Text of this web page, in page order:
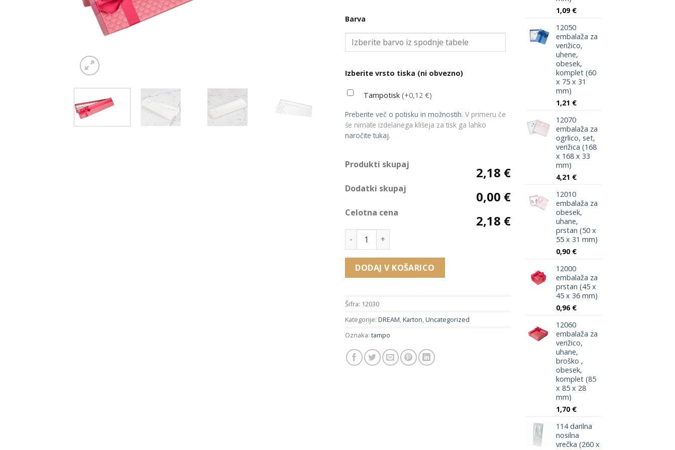
Barva
Izberite vrsto tiska (ni obvezno)
Tampotisk (+0,12 €)
Preberite več o potisku in možnostih. V primeru če
še nimate izdelanega klišeja za tisk ga lahko
naročite tukaj.
Produkti skupaj 2,18 €
Dodatki skupaj 0,00 €
Celotna cena 2,18 €
12030 embalaža za zapestnico (221 x 52 x 31 mm) količina
DODAJ V KOŠARICO
Šifra: 12030
Kategorije: DREAM,Karton,Uncategorized
Oznaka: tampo
1,09 €
12050
embalaža za
verižico,
uhene,
obesek,
komplet (60
x 75 x 31
mm)
1,21 €
12070
embalaža za
ogrlico, set,
verižica (168
x 168 x 33
mm)
4,21 €
12010
embalaža za
obesek,
uhane,
prstan (50 x
55 x 31 mm)
0,90 €
12000
embalaža za
prstan (45 x
45 x 36 mm)
0,96 €
12060
embalaža za
verižico,
uhane,
broško ,
obesek,
komplet (85
x 85 x 28
mm)
1,70 €
114 darilna
nosilna
vrečka (260 x